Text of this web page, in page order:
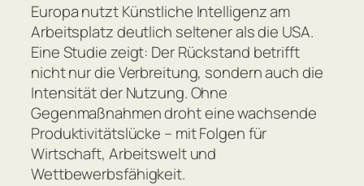
Europa nutzt Künstliche Intelligenz am
Arbeitsplatz deutlich seltener als die USA.
Eine Studie zeigt: Der Rückstand betrifft
nicht nur die Verbreitung, sondern auch die
Intensität der Nutzung. Ohne
Gegenmaßnahmen droht eine wachsende
Produktivitätslücke – mit Folgen für
Wirtschaft, Arbeitswelt und
Wettbewerbsfähigkeit.